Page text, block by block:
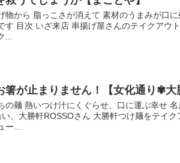
物から 脂っこさが消えて 素材のうまみが口
す 目次 いざ来店 串揚げ屋さんのテイクアウ
...
箸が止まりません！【女化通り✾大
の麺 熱いつけ汁にくぐらせ、口に運ぶ幸せ
、大勝軒ROSSOさん 大勝軒つけ麺をテイ
ー...